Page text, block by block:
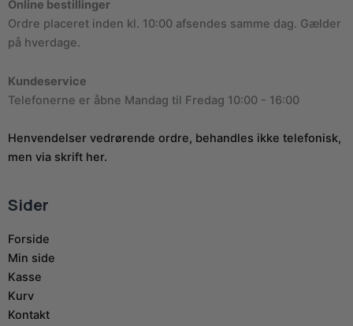
Online bestillinger
Ordre placeret inden kl. 10:00 afsendes samme dag. Gælder
på hverdage.
Kundeservice
Telefonerne er åbne Mandag til Fredag 10:00 - 16:00
Henvendelser vedrørende ordre, behandles ikke telefonisk,
men via skrift her.
Sider
Forside
Min side
Kasse
Kurv
Kontakt